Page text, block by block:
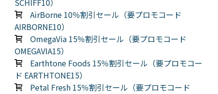
SCHIFF10）
AirBorne 10％割引セール（要プロモコード
AIRBORNE10）
OmegaVia 15％割引セール（要プロモコード
OMEGAVIA15）
Earthtone Foods 15％割引セール（要プロモコー
ド EARTHTONE15）
Petal Fresh 15％割引セール（要プロモコード